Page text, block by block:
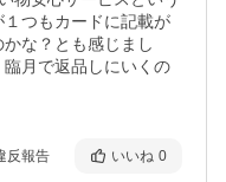
つもカードに記載が
な？とも感じまし
月で返品しにいくの
反報告 いいね 0